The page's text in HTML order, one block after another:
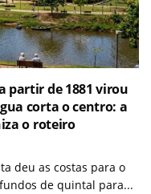
partir de 1881 virou
corta o centro: a
o roteiro
deu as costas para o
de quintal para...